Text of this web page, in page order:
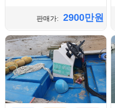
판매가: 2900만원